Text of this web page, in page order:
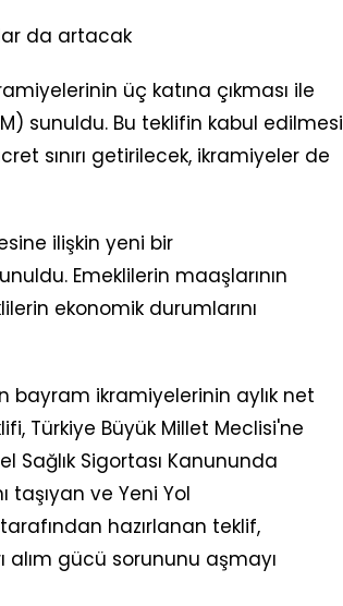
da artacak
üç katına çıkması ile
sunuldu. Bu teklifin kabul edilmesi
sınırı getirilecek, ikramiyeler de
ilişkin yeni bir
Emeklilerin maaşlarının
ekonomik durumlarını
bayram ikramiyelerinin aylık net
Türkiye Büyük Millet Meclisi'ne
Sağlık Sigortası Kanununda
taşıyan ve Yeni Yol
tarafından hazırlanan teklif,
alım gücü sorununu aşmayı